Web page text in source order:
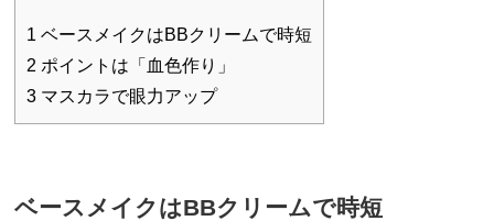
1 ベースメイクはBBクリームで時短
2 ポイントは「血色作り」
3 マスカラで眼力アップ
ベースメイクはBBクリームで時短